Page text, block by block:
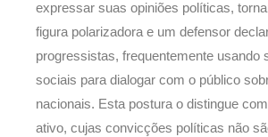
expressar suas opiniões políticas,
figura polarizadora e um defensor
progressistas, frequentemente usando
sociais para dialogar com o público
nacionais. Esta postura o distingue
ativo, cujas convicções políticas não